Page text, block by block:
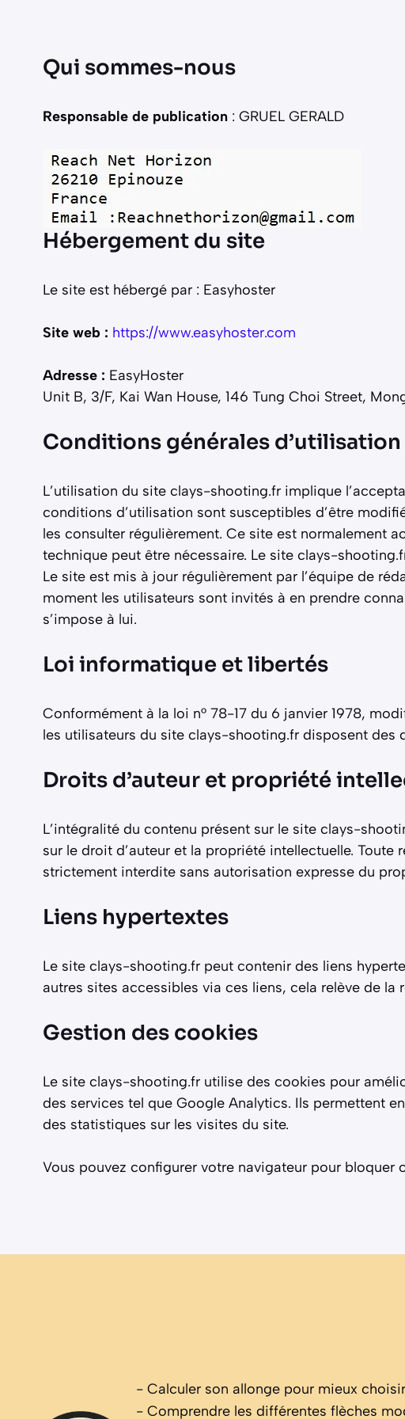
Qui sommes-nous
Responsable de publication : GRUEL GERALD
Hébergement du site
Le site est hébergé par : Easyhoster
Site web : https://www.easyhoster.com
Adresse : EasyHoster
Unit B, 3/F, Kai Wan House, 146 Tung Choi Street,
Conditions générales
L’utilisation du site clays-shooting.fr implique
conditions d’utilisation sont susceptibles d’être
les consulter régulièrement. Ce site est normalement
technique peut être nécessaire. Le site clays-
Le site est mis à jour régulièrement par l’équipe de
moment les utilisateurs sont invités à en prendre
s’impose à lui.
Loi informatique et libertés
Conformément à la loi n° 78-17 du 6 janvier 1978,
les utilisateurs du site clays-shooting.fr disposent des
Droits d’auteur et propriété
L’intégralité du contenu présent sur le site clays-
sur le droit d’auteur et la propriété intellectuelle.
strictement interdite sans autorisation expresse du
Liens hypertextes
Le site clays-shooting.fr peut contenir des liens
autres sites accessibles via ces liens, cela relève de
Gestion des cookies
Le site clays-shooting.fr utilise des cookies pour
des services tel que Google Analytics. Ils permettent
des statistiques sur les visites du site.
Vous pouvez configurer votre navigateur pour bloquer
-Calculer son allonge pour mieux
-Comprendre les différentes flèches